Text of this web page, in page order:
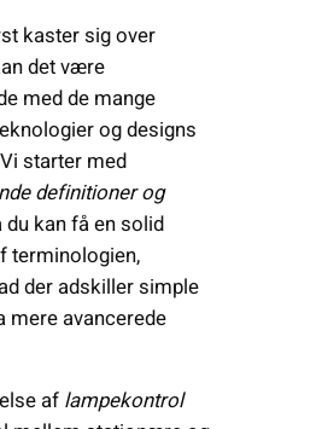
kaster sig over
det være
med de mange
og designs
starter med
definitioner og
du kan få en solid
terminologien,
der adskiller simple
mere avancerede
aflampekontrol